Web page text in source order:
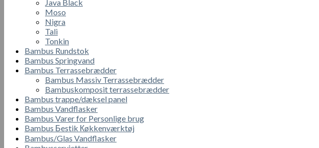
Java Black
Moso
Nigra
Tali
Tonkin
Bambus Rundstok
Bambus Springvand
Bambus Terrassebrædder
Bambus Massiv Terrassebrædder
Bambuskomposit terrassebrædder
Bambus trappe/dæksel panel
Bambus Vandflasker
Bambus Varer for Personlige brug
Bambus Бestik Кøkkenværktøj
Bambus/Glas Vandflasker